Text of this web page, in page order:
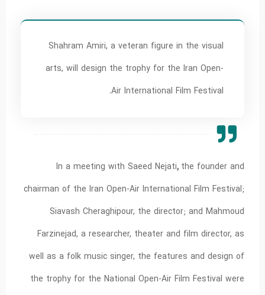
Shahram Amiri, a veteran figure in the visual
arts, will design the trophy for the Iran Open-
Air International Film Festival.
In a meeting with Saeed Nejati, the founder and
chairman of the Iran Open-Air International Film Festival;
Siavash Cheraghipour, the director; and Mahmoud
Farzinejad, a researcher, theater and film director, as
well as a folk music singer, the features and design of
the trophy for the National Open-Air Film Festival were